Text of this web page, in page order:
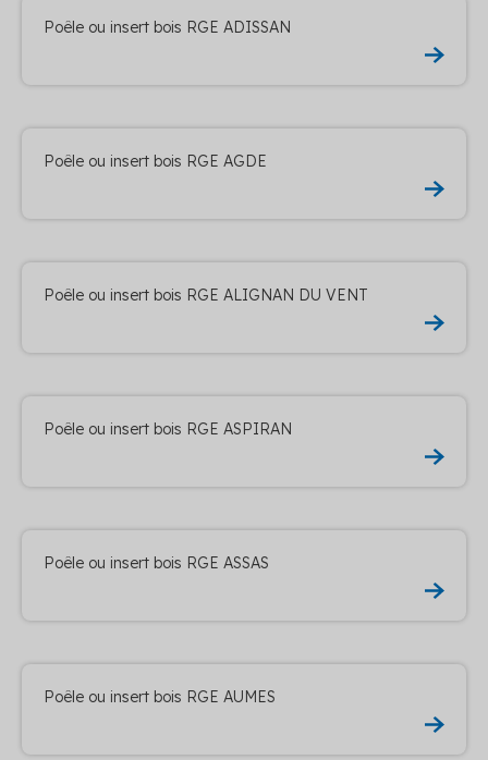
Poêle ou insert bois RGE ADISSAN
Poêle ou insert bois RGE AGDE
Poêle ou insert bois RGE ALIGNAN DU VENT
Poêle ou insert bois RGE ASPIRAN
Poêle ou insert bois RGE ASSAS
Poêle ou insert bois RGE AUMES